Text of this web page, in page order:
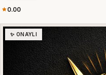
0.00
✨ ONAYLI